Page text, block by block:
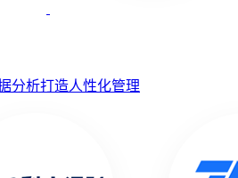
分析打造人性化管理